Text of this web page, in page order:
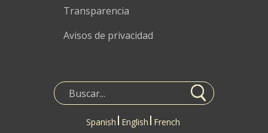
Transparencia
Avisos de privacidad
Spanish English French